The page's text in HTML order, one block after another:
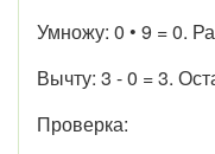
Умножу: 0 • 9 = 0.
Вычту: 3 - 0 = 3.
Проверка: